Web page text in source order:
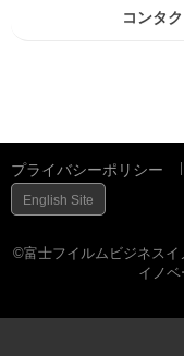
コンタ
プライバシーポリシー
English Site
©富士フイルムビジネスイ
イノ